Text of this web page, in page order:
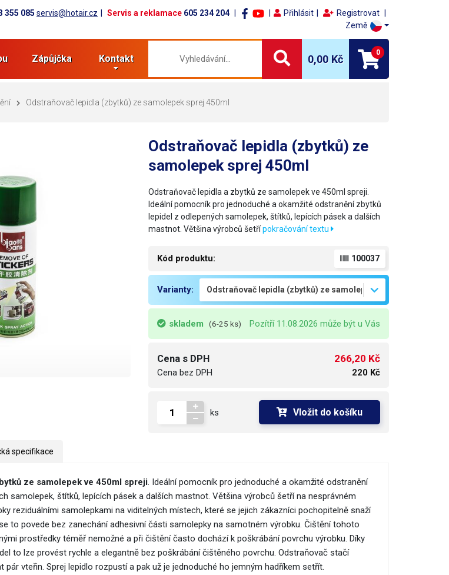
355 085 servis@hotair.cz Servis a reklamace 605 234 204 Přihlásit
Registrovat
Země
Zápůjčka Kontakt 0,00 Kč
0
Odstraňovač lepidla (zbytků) ze samolepek sprej 450ml
Odstraňovač lepidla (zbytků) ze
samolepek sprej 450ml
Odstraňovač lepidla a zbytků ze samolepek ve 450ml spreji.
Ideální pomocník pro jednoduché a okamžité odstranění zbytků
lepidel z odlepených samolepek, štítků, lepících pásek a dalších
mastnot. Většina výrobců šetřípokračování textu
Kód produktu: 100037
Varianty:
skladem (6-25 ks) Pozítří 11.08.2026 může být u Vás
Cena s DPH
Cena bez DPH
266,20 Kč
220 Kč
ks Vložit do košíku
specifikace
ze samolepek ve 450ml spreji. Ideální pomocník pro jednoduché a okamžité odstranění
samolepek, štítků, lepících pásek a dalších mastnot. Většina výrobců šetří na nesprávném
reziduálními samolepkami na viditelných místech, které se jejich zákazníci pochopitelně snaží
to povede bez zanechání adhesivní části samolepky na samotném výrobku. Čištění tohoto
prostředky téměř nemožné a při čištění často dochází k poškrábání povrchu výrobku. Díky
to lze provést rychle a elegantně bez poškrábání čištěného povrchu. Odstraňovač stačí
pár vteřin. Sprej lepidlo rozpustí a pak už je jednoduché ho jemným hadříkem setřít.